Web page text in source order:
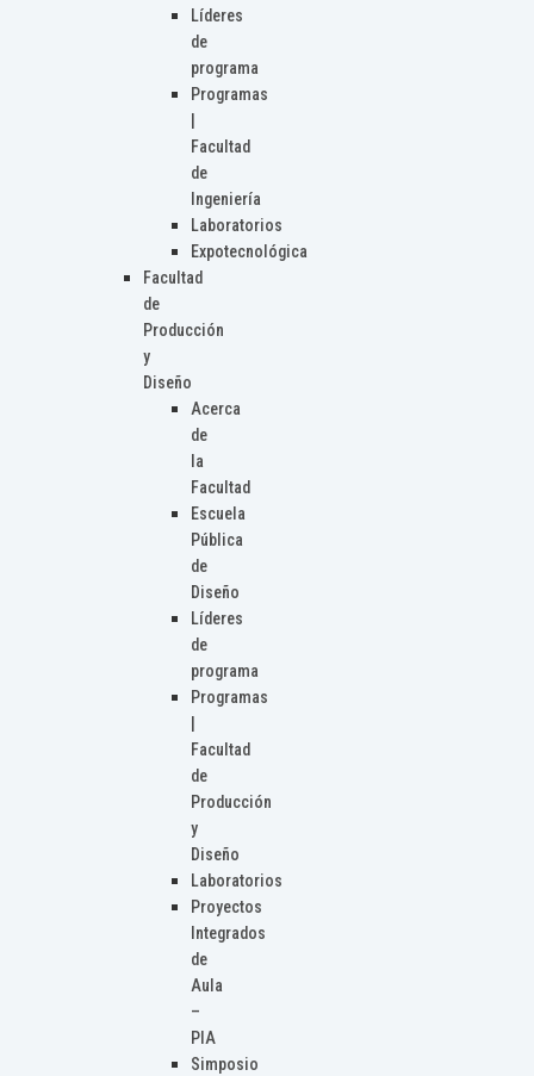
Líderes
de
programa
Programas
Facultad
de
Ingeniería
Laboratorios
Expotecnológica
Facultad
de
Producción
y
Diseño
Acerca
de
la
Facultad
Escuela
Pública
de
Diseño
Líderes
de
programa
Programas
Facultad
de
Producción
y
Diseño
Laboratorios
Proyectos
Integrados
de
Aula
–
PIA
Simposio